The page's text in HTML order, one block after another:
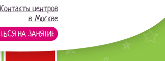
центров
в Москве
НА ЗАНЯТИЕ